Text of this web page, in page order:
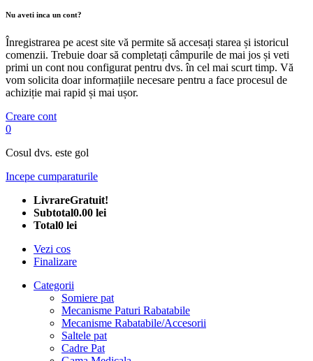
Nu aveti inca un cont?
Înregistrarea pe acest site vă permite să accesați starea și istoricul
comenzii. Trebuie doar să completați câmpurile de mai jos și veti
primi un cont nou configurat pentru dvs. în cel mai scurt timp. Vă
vom solicita doar informațiile necesare pentru a face procesul de
achiziție mai rapid și mai ușor.
Creare cont
0
Cosul dvs. este gol
Incepe cumparaturile
LivrareGratuit!
Subtotal0.00 lei
Total0 lei
Vezi cos
Finalizare
Categorii
Somiere pat
Mecanisme Paturi Rabatabile
Mecanisme Rabatabile/Accesorii
Saltele pat
Cadre Pat